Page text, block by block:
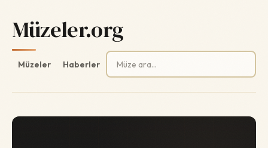
Müzeler.org
Müzeler Haberler
Arama: